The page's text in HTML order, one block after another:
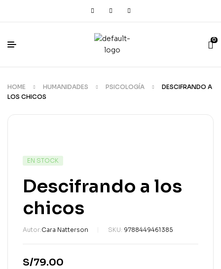
0
HOME HUMANIDADES PSICOLOGÍA
DESCIFRANDO A
LOS CHICOS
EN STOCK
Descifrando a los
chicos
Autor:Cara Natterson SKU: 9788449461385
S/79.00